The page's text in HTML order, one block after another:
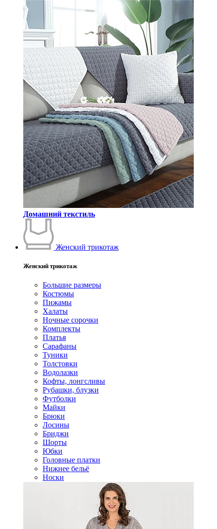
Домашний текстиль
Женский трикотаж
Женский трикотаж
Большие размеры
Костюмы
Пижамы
Халаты
Ночные сорочки
Комплекты
Платья
Сарафаны
Туники
Толстовки
Водолазки
Кофты, лонгсливы
Рубашки, блузки
Футболки
Майки
Брюки
Лосины
Бриджи
Шорты
Юбки
Головные платки
Нижнее бельё
Носки